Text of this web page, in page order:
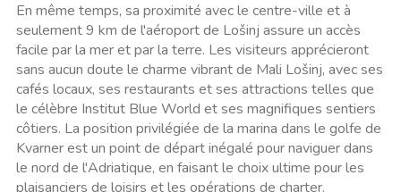
En même temps, sa proximité avec le centre-ville et à
seulement 9 km de l'aéroport de Lošinj assure un accès
facile par la mer et par la terre. Les visiteurs apprécieront
sans aucun doute le charme vibrant de Mali Lošinj, avec ses
cafés locaux, ses restaurants et ses attractions telles que
le célèbre Institut Blue World et ses magnifiques sentiers
côtiers. La position privilégiée de la marina dans le golfe de
Kvarner est un point de départ inégalé pour naviguer dans
le nord de l'Adriatique, en faisant le choix ultime pour les
plaisanciers de loisirs et les opérations de charter.